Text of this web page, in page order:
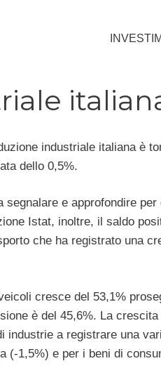
industriale italiana è
dello 0,5%.
e approfondire
Istat, inoltre, il saldo
che ha registrato una
cresce del 53,1%
è del 45,6%. La
industrie a registrare una
(-1,5%) e per i beni di